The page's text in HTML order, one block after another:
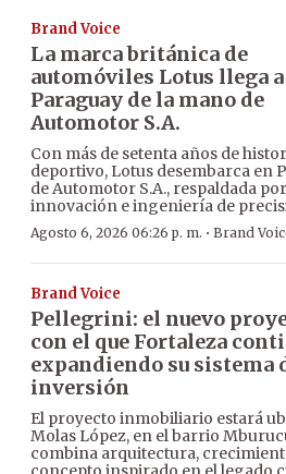
Brand Voice
La marca británica de
automóviles Lotus llega a
Paraguay de la mano de
Automotor S.A.
Con más de setenta años de
deportivo, Lotus desembarca en
de Automotor S.A., respaldada
innovación e ingeniería de
Agosto 6, 2026 06:26 p. m. · Brand
Brand Voice
Pellegrini: el nuevo
con el que Fortaleza
expandiendo su sistema
inversión
El proyecto inmobiliario estará
Molas López, en el barrio
combina arquitectura,